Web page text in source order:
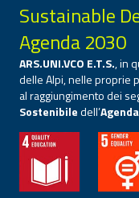
Sustainable
Agenda 2030
ARS.UNI.VCO E.T.S., in
delle Alpi, nelle proprie
al raggiungimento dei
Sostenibiledell’